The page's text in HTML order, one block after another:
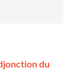
du